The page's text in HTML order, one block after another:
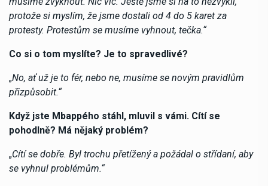
protože si myslím, že jsme dostali od 4 do 5 karet za
protesty. Protestům se musíme vyhnout, tečka.“
Co si o tom myslíte? Je to spravedlivé?
„No, ať už je to fér, nebo ne, musíme se novým pravidlům
přizpůsobit.“
Když jste Mbappého stáhl, mluvil s vámi. Cítí se
pohodlně? Má nějaký problém?
„Cítí se dobře. Byl trochu přetížený a požádal o střídaní, aby
se vyhnul problémům.“